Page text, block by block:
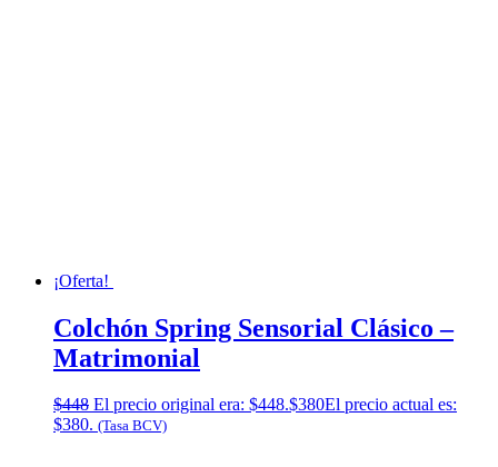
¡Oferta!
Colchón Spring Sensorial Clásico –
Matrimonial
$448 El precio original era: $448.$380El precio actual es:
$380. (Tasa BCV)